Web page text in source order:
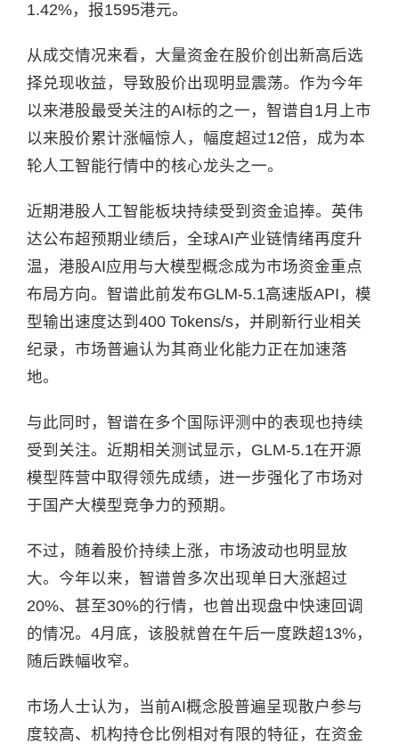
1.42%，报1595港元。
从成交情况来看，大量资金在股价创出新高后选
择兑现收益，导致股价出现明显震荡。作为今年
以来港股最受关注的AI标的之一，智谱自1月上市
以来股价累计涨幅惊人，幅度超过12倍，成为本
轮人工智能行情中的核心龙头之一。
近期港股人工智能板块持续受到资金追捧。英伟
达公布超预期业绩后，全球AI产业链情绪再度升
温，港股AI应用与大模型概念成为市场资金重点
布局方向。智谱此前发布GLM-5.1高速版API，模
型输出速度达到400 Tokens/s，并刷新行业相关
纪录，市场普遍认为其商业化能力正在加速落
地。
与此同时，智谱在多个国际评测中的表现也持续
受到关注。近期相关测试显示，GLM-5.1在开源
模型阵营中取得领先成绩，进一步强化了市场对
于国产大模型竞争力的预期。
不过，随着股价持续上涨，市场波动也明显放
大。今年以来，智谱曾多次出现单日大涨超过
20%、甚至30%的行情，也曾出现盘中快速回调
的情况。4月底，该股就曾在午后一度跌超13%，
随后跌幅收窄。
市场人士认为，当前AI概念股普遍呈现散户参与
度较高、机构持仓比例相对有限的特征，在资金